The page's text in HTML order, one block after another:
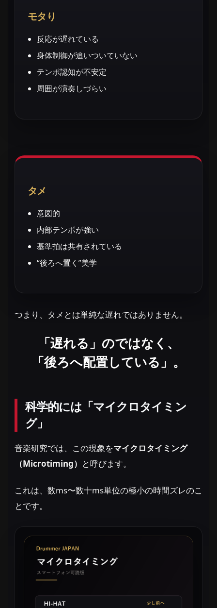
モタり
反応が遅れている
身体制御が追いついていない
テンポ認知が不安定
周囲が演奏しづらい
タメ
意図的
内部テンポが強い
基準拍は共有されている
“後ろへ置く”美学
つまり、タメとは単純な遅れではありません。
「遅れる」のではなく、
「後ろへ配置している」。
科学的には「マイクロタイミン
グ」
音楽研究では、この現象をマイクロタイミング
（Microtiming） と呼びます。
これは、数ms〜数十ms単位の極小の時間ズレのこ
とです。